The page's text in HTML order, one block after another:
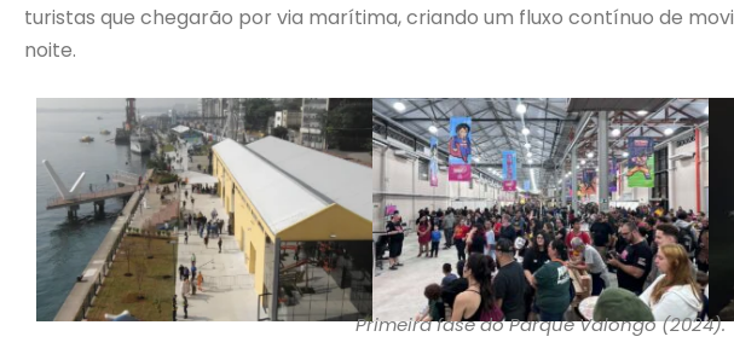
turistas que chegarão por via marítima, criando um fluxo contínuo de
noite.
Primeira fase do Parque Valongo (2024).